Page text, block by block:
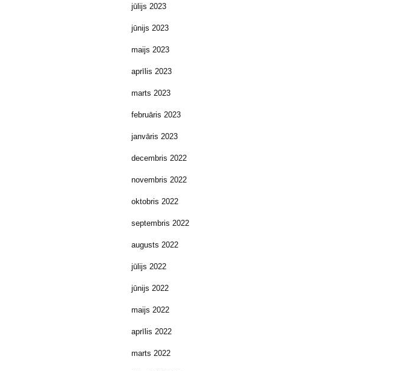
jūlijs 2023
jūnijs 2023
maijs 2023
aprīlis 2023
marts 2023
februāris 2023
janvāris 2023
decembris 2022
novembris 2022
oktobris 2022
septembris 2022
augusts 2022
jūlijs 2022
jūnijs 2022
maijs 2022
aprīlis 2022
marts 2022